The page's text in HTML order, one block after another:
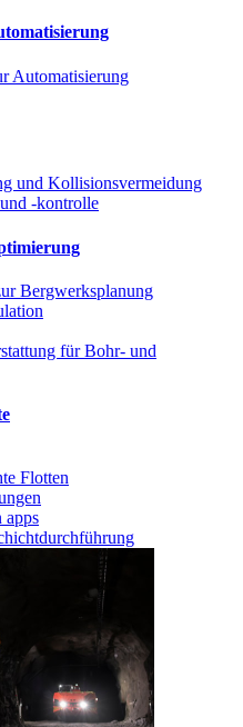
Automatisierung
und Kollisionsvermeidung
-kontrolle
Bergwerksplanung
für Bohr- und
Flotten
apps